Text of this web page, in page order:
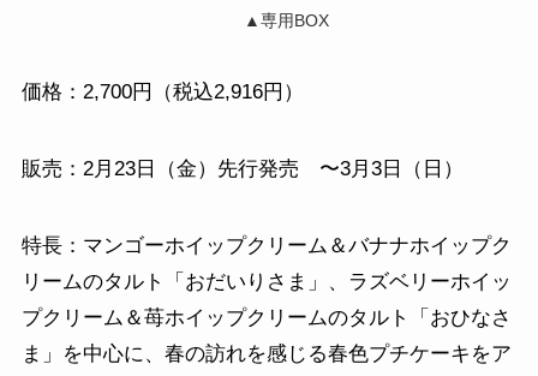
▲専用BOX
価格：2,700円（税込2,916円）
販売：2月23日（金）先行発売 〜3月3日（日）
特長：マンゴーホイップクリーム＆バナナホイップク
リームのタルト「おだいりさま」、ラズベリーホイッ
プクリーム＆苺ホイップクリームのタルト「おひなさ
ま」を中心に、春の訪れを感じる春色プチケーキをア